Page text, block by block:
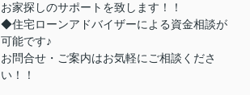
お家探しのサポートを致します！！
◆住宅ローンアドバイザーによる資金相談が
可能です♪
お問合せ・ご案内はお気軽にご相談くださ
い！！